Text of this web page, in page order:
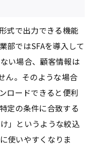
式で出力できる機能
部ではSFAを導入して
い場合、顧客情報は
ん。そのような場合
ロードできると便利
定の条件に合致する
」というような絞込
使いやすくなりま